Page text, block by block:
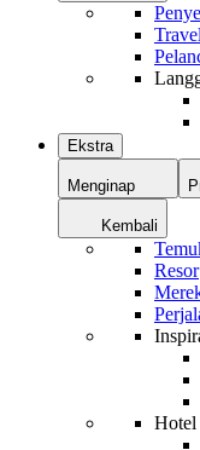
Ekstra
Menginap
Kembali
Resor
Hotel